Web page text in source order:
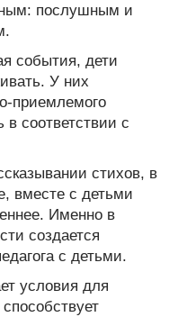
послушным и
события, дети
У них
приемлемого
в соответствии с
стихов, в
вместе с детьми
Именно в
создается
с детьми.
условия для